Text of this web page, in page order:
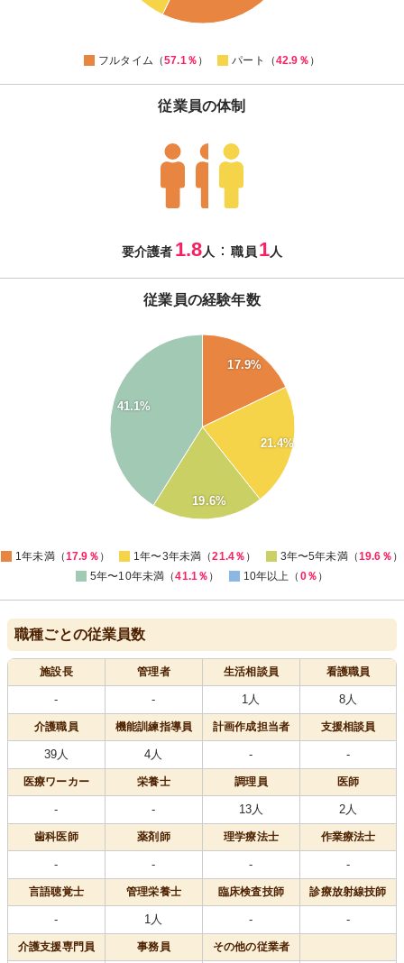
フルタイム（57.1％ ） パート（42.9％ ）
従業員の体制
要介護者 1.8人 ：職員 1人
従業員の経験年数
17.9%
21.4%
19.6%
41.1%
1年未満（17.9％ ） 1年〜3年未満（21.4％ ） 3年〜5年未満（19.6％ ）
5年〜10年未満（41.1％ ） 10年以上（ 0％ ）
職種ごとの従業員数
施設長 管理者 生活相談員 看護職員
- - 1人 8人
介護職員 機能訓練指導員 計画作成担当者 支援相談員
39人 4人 - -
医療ワーカー 栄養士 調理員 医師
- - 13人 2人
歯科医師 薬剤師 理学療法士 作業療法士
- - - -
言語聴覚士 管理栄養士 臨床検査技師 診療放射線技師
- 1人 - -
介護支援専門員 事務員 その他の従業者